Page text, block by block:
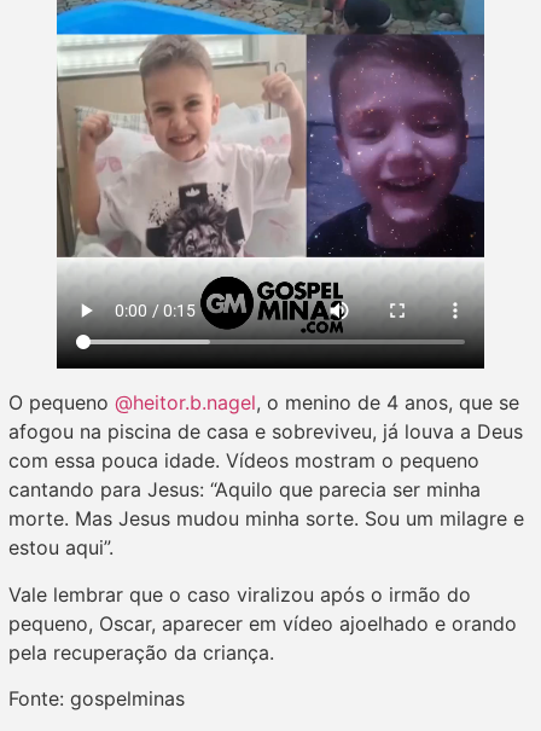
O pequeno @heitor.b.nagel, o menino de 4 anos, que se
afogou na piscina de casa e sobreviveu, já louva a Deus
com essa pouca idade. Vídeos mostram o pequeno
cantando para Jesus: “Aquilo que parecia ser minha
morte. Mas Jesus mudou minha sorte. Sou um milagre e
estou aqui”.
Vale lembrar que o caso viralizou após o irmão do
pequeno, Oscar, aparecer em vídeo ajoelhado e orando
pela recuperação da criança.
Fonte: gospelminas